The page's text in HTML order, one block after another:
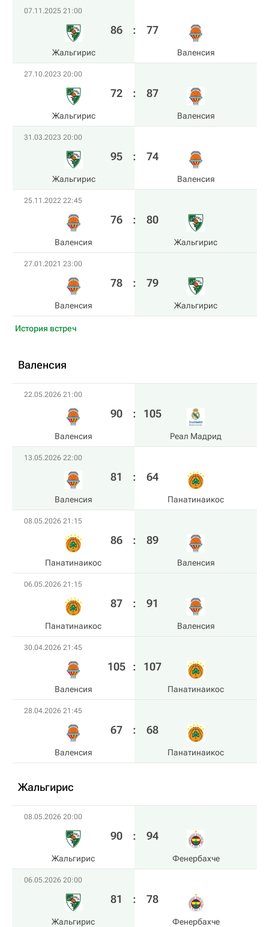
07.11.2025 21:00
Жальгирис
86 : 77
Валенсия
27.10.2023 20:00
Жальгирис
72 : 87
Валенсия
31.03.2023 20:00
Жальгирис
95 : 74
Валенсия
25.11.2022 22:45
Валенсия
76 : 80
Жальгирис
27.01.2021 23:00
Валенсия
78 : 79
Жальгирис
История встреч
Валенсия
22.05.2026 21:00
Валенсия
90 : 105
Реал Мадрид
13.05.2026 22:00
Валенсия
81 : 64
Панатинаикос
08.05.2026 21:15
Панатинаикос
86 : 89
Валенсия
06.05.2026 21:15
Панатинаикос
87 : 91
Валенсия
30.04.2026 21:45
Валенсия
105 : 107
Панатинаикос
28.04.2026 21:45
Валенсия
67 : 68
Панатинаикос
Жальгирис
08.05.2026 20:00
Жальгирис
90 : 94
Фенербахче
06.05.2026 20:00
Жальгирис
81 : 78
Фенербахче